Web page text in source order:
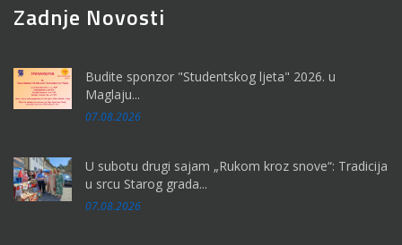
Zadnje Novosti
Budite sponzor "Studentskog ljeta" 2026. u
Maglaju...
07.08.2026
U subotu drugi sajam „Rukom kroz snove“: Tradicija
u srcu Starog grada...
07.08.2026